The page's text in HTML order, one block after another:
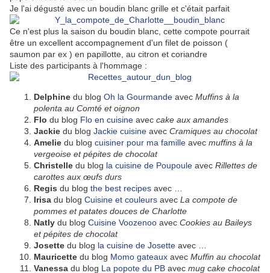
Je l'ai dégusté avec un boudin blanc grille et c'était parfait
Ce n'est plus la saison du boudin blanc, cette compote pourrait
être un excellent accompagnement d'un filet de poisson (
saumon par ex ) en papillotte, au citron et coriandre
Liste des participants à l'hommage :
Delphine du blog Oh la Gourmande avec Muffins à la
polenta au Comté et oignon
Flo du blog Flo en cuisine avec cake aux amandes
Jackie du blog Jackie cuisine avec Cramiques au chocolat
Amelie du blog cuisiner pour ma famille avec muffins à la
vergeoise et pépites de chocolat
Christelle du blog la cuisine de Poupoule avec Rillettes de
carottes aux œufs durs
Regis du blog the best recipes avec …
Irisa du blog Cuisine et couleurs avec La compote de
pommes et patates douces de Charlotte
Natly du blog Cuisine Voozenoo avec Cookies au Baileys
et pépites de chocolat
Josette du blog la cuisine de Josette avec …
Mauricette du blog Momo gateaux avec Muffin au chocolat
Vanessa du blog La popote du PB avec mug cake chocolat